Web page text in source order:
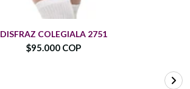
DISFRAZ COLEGIALA 2751
$95.000 COP